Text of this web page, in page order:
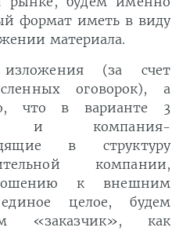
формат иметь в виду
материала.
(за счет
оговорок), а
что в варианте 3
и компания-
в структуру
компании,
к внешним
целое, будем
«заказчик», как